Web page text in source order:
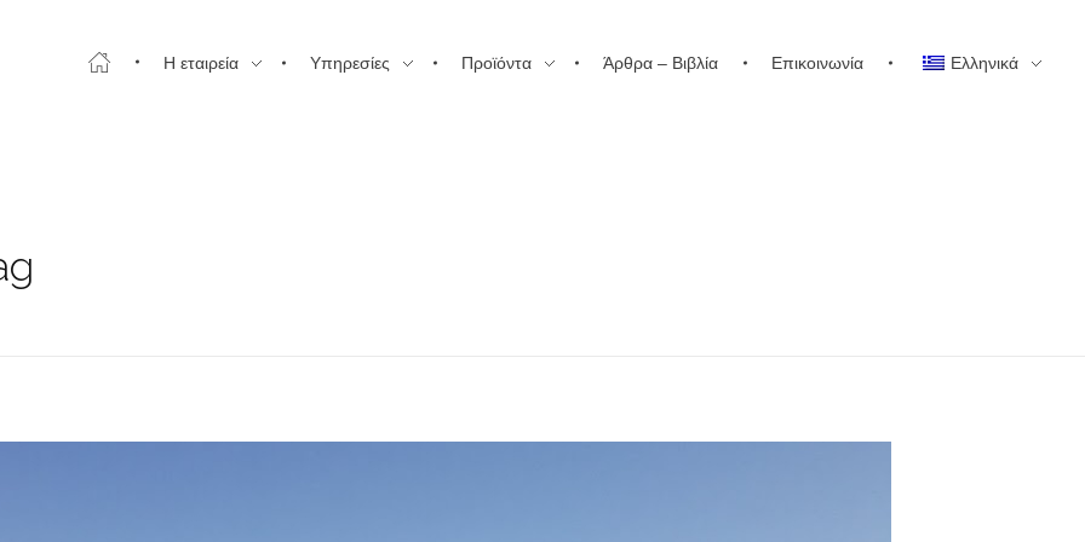
Η εταιρεία Υπηρεσίες Προϊόντα Άρθρα – Βιβλία Επικοινωνία Ελληνικά